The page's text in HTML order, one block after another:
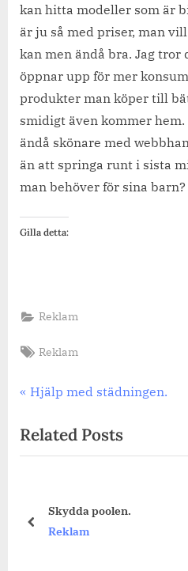
kan hitta modeller som är
är ju så med priser, man
kan men ändå bra. Jag tror
öppnar upp för mer
produkter man köper till
smidigt även kommer
ändå skönare med
än att springa runt i sista
man behöver för sina barn?
Gilla detta:
Reklam
Tags:
Reklam
Previous
Hjälp med städningen.
Related Posts
prev